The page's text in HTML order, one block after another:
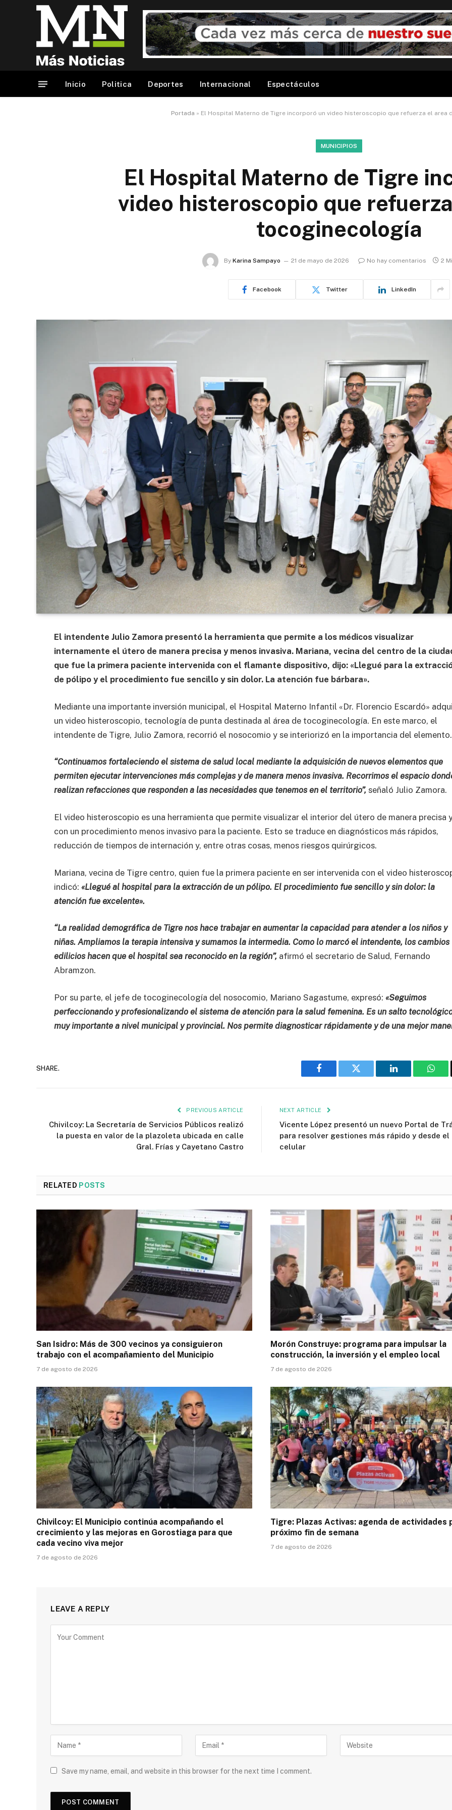
Inicio Politica Deportes Internacional Espectáculos
Portada » El Hospital Materno de Tigre incorporó un video histeroscopio que refuerza el area
MUNICIPIOS
El Hospital Materno de Tigre
video histeroscopio que
tocoginecología
By Karina Sampayo 21 de mayo de 2026 No hay comentarios 2
Facebook Twitter LinkedIn
El intendente Julio Zamora presentó la herramienta que permite a los médicos visualizar
internamente el útero de manera precisa y menos invasiva. Mariana, vecina del centro de la
que fue la primera paciente intervenida con el flamante dispositivo, dijo: «Llegué para la
de pólipo y el procedimiento fue sencillo y sin dolor. La atención fue bárbara».
Mediante una importante inversión municipal, el Hospital Materno Infantil «Dr. Florencio Escardó»
un video histeroscopio, tecnología de punta destinada al área de tocoginecología. En este marco, el
intendente de Tigre, Julio Zamora, recorrió el nosocomio y se interiorizó en la importancia del elemento.
“Continuamos fortaleciendo el sistema de salud local mediante la adquisición de nuevos elementos que
permiten ejecutar intervenciones más complejas y de manera menos invasiva. Recorrimos el espacio
realizan refacciones que responden a las necesidades que tenemos en el territorio”, señaló Julio Zamora.
El video histeroscopio es una herramienta que permite visualizar el interior del útero de manera precisa
con un procedimiento menos invasivo para la paciente. Esto se traduce en diagnósticos más rápidos,
reducción de tiempos de internación y, entre otras cosas, menos riesgos quirúrgicos.
Mariana, vecina de Tigre centro, quien fue la primera paciente en ser intervenida con el video
indicó: «Llegué al hospital para la extracción de un pólipo. El procedimiento fue sencillo y sin dolor: la
atención fue excelente».
“La realidad demográfica de Tigre nos hace trabajar en aumentar la capacidad para atender a los niños y
niñas. Ampliamos la terapia intensiva y sumamos la intermedia. Como lo marcó el intendente, los cambios
edilicios hacen que el hospital sea reconocido en la región”, afirmó el secretario de Salud, Fernando
Abramzon.
Por su parte, el jefe de tocoginecología del nosocomio, Mariano Sagastume, expresó: «Seguimos
perfeccionando y profesionalizando el sistema de atención para la salud femenina. Es un salto
muy importante a nivel municipal y provincial. Nos permite diagnosticar rápidamente y de una mejor
SHARE.
Facebook Twitter LinkedIn
PREVIOUS ARTICLE
Chivilcoy: La Secretaría de Servicios Públicos realizó
la puesta en valor de la plazoleta ubicada en calle
Gral. Frías y Cayetano Castro
NEXT ARTICLE
Vicente López presentó un nuevo Portal de
para resolver gestiones más rápido y desde el
celular
RELATED POSTS
San Isidro: Más de 300 vecinos ya consiguieron
trabajo con el acompañamiento del Municipio
7 de agosto de 2026
Morón Construye: programa para impulsar la
construcción, la inversión y el empleo local
7 de agosto de 2026
Chivilcoy: El Municipio continúa acompañando el
crecimiento y las mejoras en Gorostiaga para que
cada vecino viva mejor
7 de agosto de 2026
Tigre: Plazas Activas: agenda de actividades
próximo fin de semana
7 de agosto de 2026
LEAVE A REPLY
Save my name, email, and website in this browser for the next time I comment.